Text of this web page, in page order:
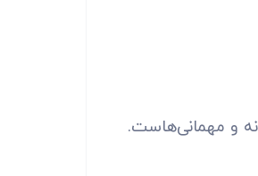
و مهمانی‌هاست.